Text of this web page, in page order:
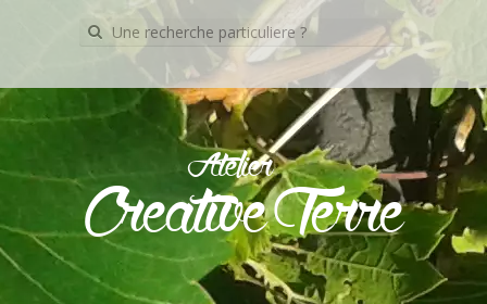
Recherche
pour:
Atelier
Creative Terre